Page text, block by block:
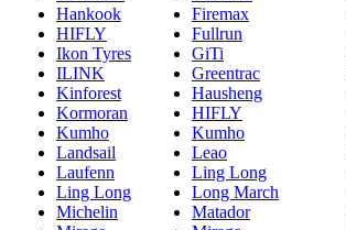
Hankook
HIFLY
Ikon Tyres
ILINK
Kinforest
Kormoran
Kumho
Landsail
Laufenn
Ling Long
Michelin
Firemax
Fullrun
GiTi
Greentrac
Hausheng
HIFLY
Kumho
Leao
Ling Long
Long March
Matador